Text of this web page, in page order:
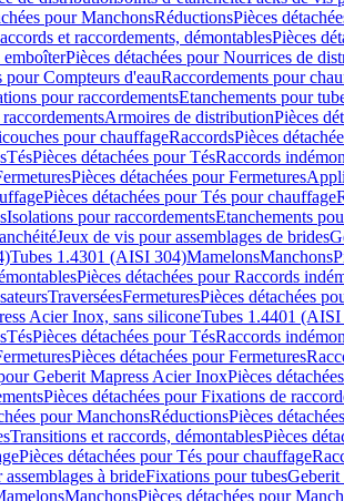
pour ManchonsRéductionsPièces
et raccordements, démontablesPièces
Pièces détachées pour Nourrices de
pour Compteurs d'eauRaccordements pour
pour raccordementsEtanchements pour
Armoires de distributionPièces
pour chauffageRaccordsPièces
TésPièces détachées pour TésRaccords
Pièces détachées pour Fermetures
Pièces détachées pour Tés pour chauffage
Isolations pour raccordementsEtanchements
Jeux de vis pour assemblages de brides
Tubes 1.4301 (AISI 304)MamelonsManchons
Pièces détachées pour Raccords
TraverséesFermeturesPièces détachées
Acier Inox, sans siliconeTubes 1.4401 (AISI
TésPièces détachées pour TésRaccords
Pièces détachées pour Fermetures
Geberit Mapress Acier InoxPièces
Pièces détachées pour Fixations de
pour ManchonsRéductionsPièces
Transitions et raccords, démontablesPièces
Pièces détachées pour Tés pour chauffage
à brideFixations pour tubesGeberit
ManchonsPièces détachées pour